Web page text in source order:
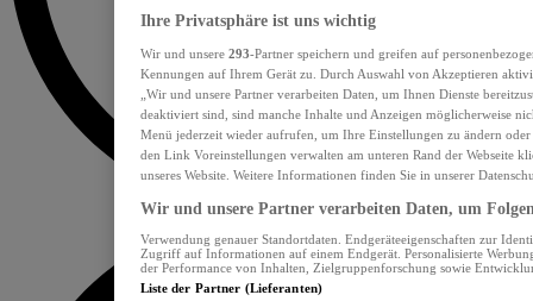
Ihre Privatsphäre ist uns wichtig
Wir und unsere 293-Partner speichern und greifen auf
Kennungen auf Ihrem Gerät zu. Durch Auswahl von Akzeptieren
„Wir und unsere Partner verarbeiten Daten, um Ihnen Dienste
deaktiviert sind, sind manche Inhalte und Anzeigen möglicherweise
Menü jederzeit wieder aufrufen, um Ihre Einstellungen zu ändern
den Link Voreinstellungen verwalten am unteren Rand der Webseite
unseres Website. Weitere Informationen finden Sie in unserer
Wir und unsere Partner verarbeiten Daten, um
Verwendung genauer Standortdaten. Endgeräteeigenschaften zur
Zugriff auf Informationen auf einem Endgerät. Personalisierte
der Performance von Inhalten, Zielgruppenforschung sowie
Liste der Partner (Lieferanten)